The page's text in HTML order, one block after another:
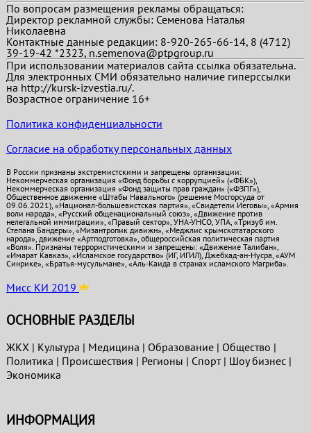
По вопросам размещения рекламы обращаться:
Директор рекламной службы: Семенова Наталья
Николаевна
Контактные данные редакции: 8-920-265-66-14, 8 (4712)
39-19-42 *2323, n.semenova@ptpgroup.ru
При использовании материалов сайта ссылка обязательна.
Для электронных СМИ обязательно наличие гиперссылки
на http://kursk-izvestia.ru/.
Возрастное ограничение 16+
Политика конфиденциальности
Согласие на обработку персональных данных
В России признаны экстремистскими и запрещены организации:
Некоммерческая организация «Фонд борьбы с коррупцией» («ФБК»),
Некоммерческая организация «Фонд защиты прав граждан» («ФЗПГ»),
Общественное движение «Штабы Навального» (решение Мосгорсуда от
09.06.2021), «Национал-большевистская партия», «Свидетели Иеговы», «Армия
воли народа», «Русский общенациональный союз», «Движение против
нелегальной иммиграции», «Правый сектор», УНА-УНСО, УПА, «Тризуб им.
Степана Бандеры», «Мизантропик дивижн», «Меджлис крымскотатарского
народа», движение «Артподготовка», общероссийская политическая партия
«Воля». Признаны террористическими и запрещены: «Движение Талибан»,
«Имарат Кавказ», «Исламское государство» (ИГ, ИГИЛ), Джебхад-ан-Нусра, «АУМ
Синрике», «Братья-мусульмане», «Аль-Каида в странах исламского Магриба».
Мисс КИ 2019
ОСНОВНЫЕ РАЗДЕЛЫ
ЖКХ | Культура | Медицина | Образование| Общество |
Политика | Проиcшествия | Регионы | Спорт| Шоу бизнес|
Экономика
ИНФОРМАЦИЯ